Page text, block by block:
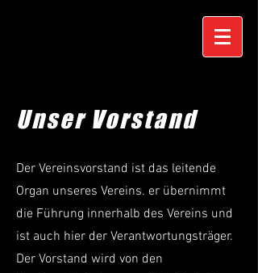
Unser Vorstand
Der Vereinsvorstand ist das leitende
Organ unseres Vereins. er übernimmt
die Führung innerhalb des Vereins und
ist auch hier der Verantwortungsträger.
Der Vorstand wird von den